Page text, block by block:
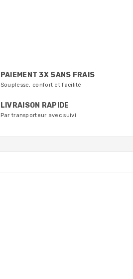
PAIEMENT 3X SANS FRAIS
Souplesse, confort et facilité
LIVRAISON RAPIDE
Par transporteur avec suivi